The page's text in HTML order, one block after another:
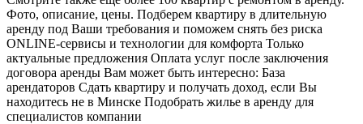
Фото, описание, цены. Подберем квартиру в длительную
аренду под Ваши требования и поможем снять без риска
ONLINE-сервисы и технологии для комфорта Только
актуальные предложения Оплата услуг после заключения
договора аренды Вам может быть интересно: База
арендаторов Сдать квартиру и получать доход, если Вы
находитесь не в Минске Подобрать жилье в аренду для
специалистов компании